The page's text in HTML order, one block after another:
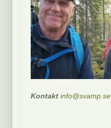
Kontaktinfo@svamp.se